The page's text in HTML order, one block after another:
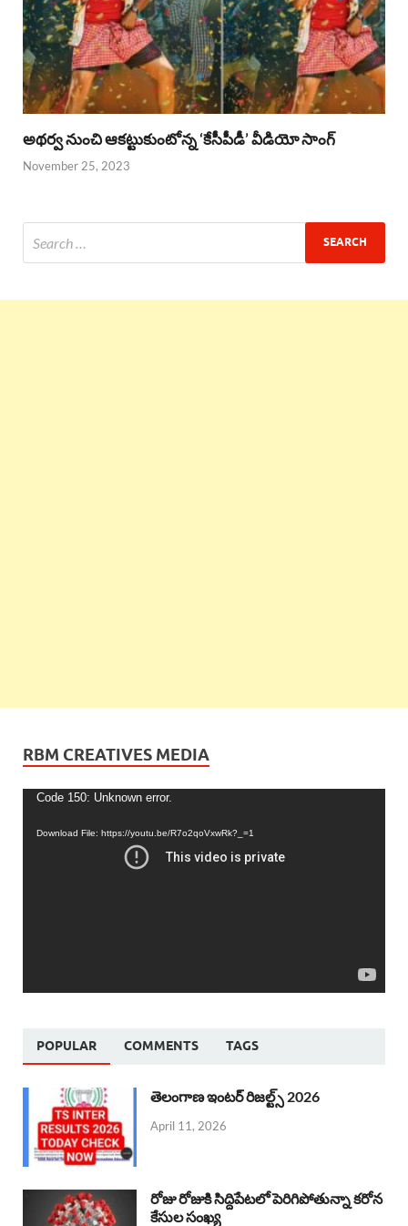
అథర్వ నుంచి ఆకట్టుకుంటోన్న ‘కేసీపీడీ’ వీడియో సాంగ్
November 25, 2023
RBM CREATIVES MEDIA
Video
Code 150: Unknown error.
Download File: https://youtu.be/R7o2qoVxwRk?_=1
POPULAR COMMENTS TAGS
తెలంగాణ ఇంటర్ రిజల్ట్స్ 2026
April 11, 2026
రోజు రోజుకి సిద్దిపేటలో పెరిగిపోతున్నా కరోన
కేసుల సంఖ్య